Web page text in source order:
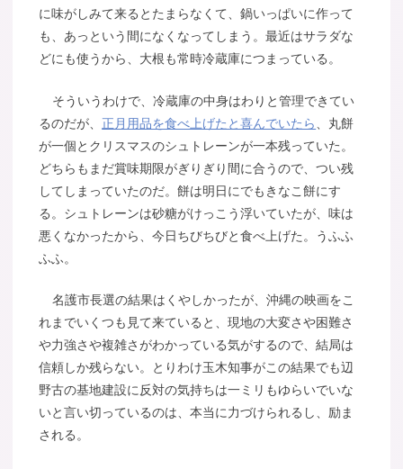
に味がしみて来るとたまらなくて、鍋いっぱいに作って
も、あっという間になくなってしまう。最近はサラダな
どにも使うから、大根も常時冷蔵庫につまっている。
そういうわけで、冷蔵庫の中身はわりと管理できてい
るのだが、 正月用品を食べ上げたと喜んでいたら
、丸餅
が一個とクリスマスのシュトレーンが一本残っていた。
どちらもまだ賞味期限がぎりぎり間に合うので、つい残
してしまっていたのだ。餅は明日にでもきなこ餅にす
る。シュトレーンは砂糖がけっこう浮いていたが、味は
悪くなかったから、今日ちびちびと食べ上げた。うふふ
ふふ。
名護市長選の結果はくやしかったが、沖縄の映画をこ
れまでいくつも見て来ていると、現地の大変さや困難さ
や力強さや複雑さがわかっている気がするので、結局は
信頼しか残らない。とりわけ玉木知事がこの結果でも辺
野古の基地建設に反対の気持ちは一ミリもゆらいでいな
いと言い切っているのは、本当に力づけられるし、励ま
される。